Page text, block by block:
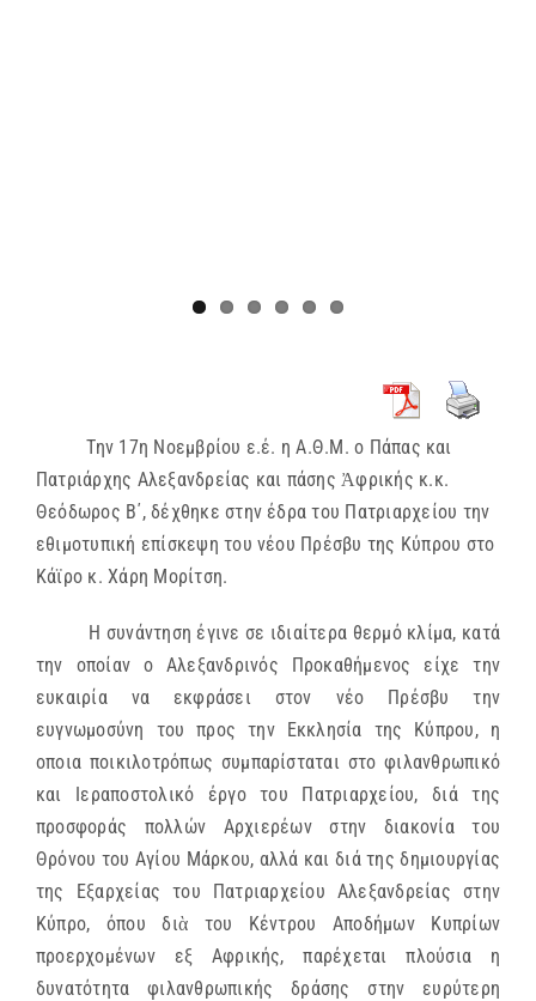
Την 17η Νοεμβρίου ε.έ. η Α.Θ.Μ. ο Πάπας και
Πατριάρχης Αλεξανδρείας και πάσης Ἀφρικής κ.κ.
Θεόδωρος Β΄, δέχθηκε στην έδρα του Πατριαρχείου την
εθιμοτυπική επίσκεψη του νέου Πρέσβυ της Κύπρου στο
Κάϊρο κ. Χάρη Μορίτση.
Η συνάντηση έγινε σε ιδιαίτερα θερμό κλίμα, κατά
την οποίαν ο Αλεξανδρινός Προκαθήμενος είχε την
ευκαιρία να εκφράσει στον νέο Πρέσβυ την
ευγνωμοσύνη του προς την Εκκλησία της Κύπρου, η
οποια ποικιλοτρόπως συμπαρίσταται στο φιλανθρωπικό
και Ιεραποστολικό έργο του Πατριαρχείου, διά της
προσφοράς πολλών Αρχιερέων στην διακονία του
Θρόνου του Αγίου Μάρκου, αλλά και διά της δημιουργίας
της Εξαρχείας του Πατριαρχείου Αλεξανδρείας στην
Κύπρο, όπου διὰ του Κέντρου Αποδήμων Κυπρίων
προερχομένων εξ Αφρικής, παρέχεται πλούσια η
δυνατότητα φιλανθρωπικής δράσης στην ευρύτερη